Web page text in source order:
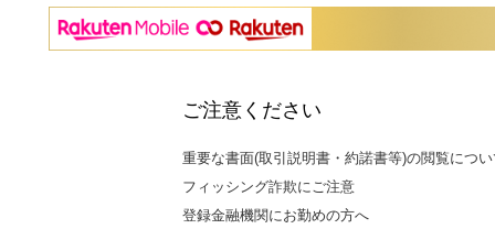
ご注意ください
重要な書面(取引説明書・約諾書等)の閲覧につ
フィッシング詐欺にご注意
登録金融機関にお勤めの方へ